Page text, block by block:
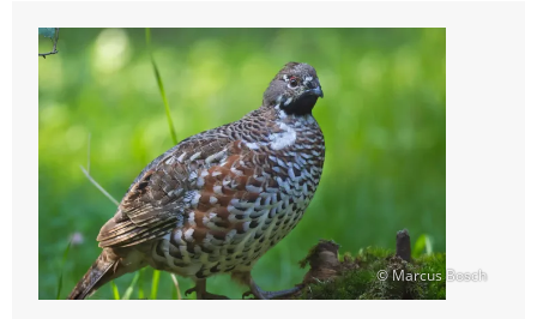
© Marcus Bosch